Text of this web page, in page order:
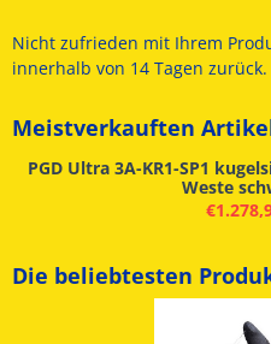
Nicht zufrieden mit Ihrem
innerhalb von 14 Tagen zurück.
Meistverkauften
PGD ​​Ultra 3A-KR1-SP1
Weste
€
Die beliebtesten